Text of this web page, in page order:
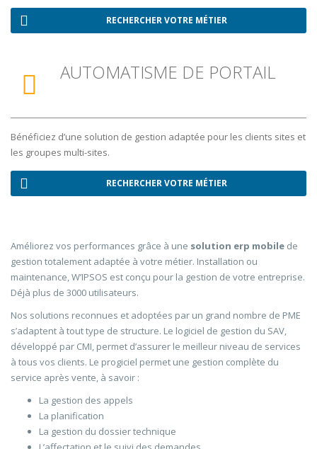
RECHERCHER VOTRE MÉTIER
AUTOMATISME DE PORTAIL
Bénéficiez d’une solution de gestion adaptée pour les clients sites et
les groupes multi-sites.
RECHERCHER VOTRE MÉTIER
Améliorez vos performances grâce à une solution erp mobile de
gestion totalement adaptée à votre métier. Installation ou
maintenance, W’IPSOS est conçu pour la gestion de votre entreprise.
Déjà plus de 3000 utilisateurs.
Nos solutions reconnues et adoptées par un grand nombre de PME
s’adaptent à tout type de structure. Le logiciel de gestion du SAV,
développé par CMI, permet d’assurer le meilleur niveau de services
à tous vos clients. Le progiciel permet une gestion complète du
service après vente, à savoir :
La gestion des appels
La planification
La gestion du dossier technique